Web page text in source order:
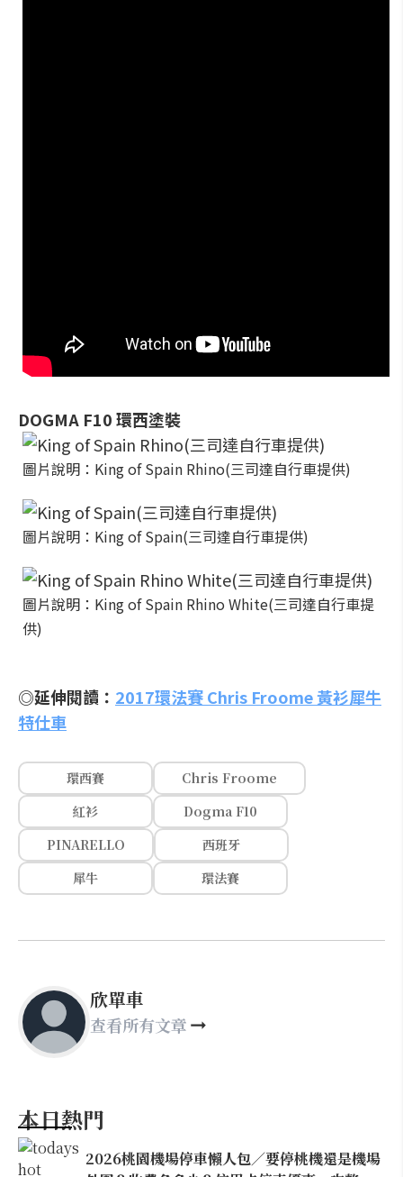
DOGMA F10 環西塗裝
圖片說明：King of Spain Rhino(三司達自行車提供)
圖片說明：King of Spain(三司達自行車提供)
圖片說明：King of Spain Rhino White(三司達自行車提
供)
◎延伸閱讀： 2017環法賽 Chris Froome 黃衫犀牛
特仕車
環西賽
Chris Froome
紅衫
Dogma F10
PINARELLO
西班牙
犀牛
環法賽
欣單車
查看所有文章
本日熱門
2026桃園機場停車懶人包／要停桃機還是機場